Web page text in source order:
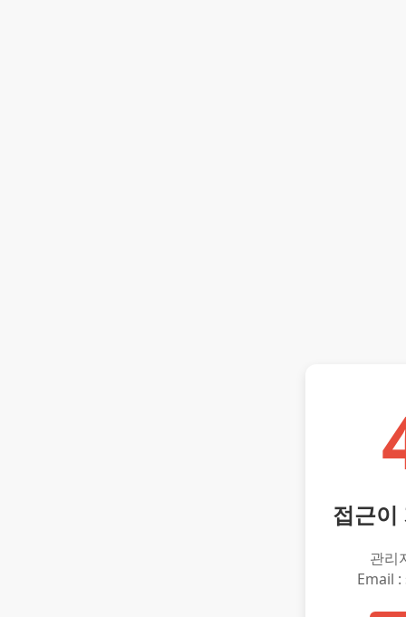
접근이
관리
Email